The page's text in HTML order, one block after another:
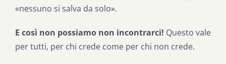
«nessuno si salva da solo».
E così non possiamo non incontrarci! Questo vale
per tutti, per chi crede come per chi non crede.